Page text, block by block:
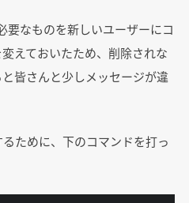
なものを新しいユーザーにコ
えておいたため、削除されな
皆さんと少しメッセージが違
ために、下のコマンドを打っ